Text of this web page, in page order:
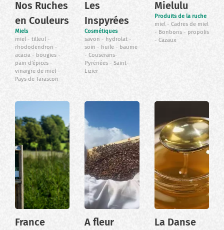
Nos Ruches
en Couleurs
Miels
miel
tilleul
rhododendron
acacia
bougies
pain d'épices
vinaigre de miel
Pays de Tarascon
Les
Inspyrées
Cosmétiques
savon
hydrolat
soin
huile
baume
Couserans-
Pyrénées
Saint-
Lizier
Mielulu
Produits de la ruche
miel
Cadres de miel
Bonbons
propolis
Cazaux
France
A fleur
La Danse